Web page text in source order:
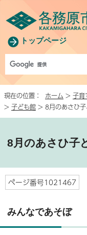
トップページ
現在の位置： ホーム > 子育
> 子ども館 > 8月のあさひ
8月のあさひ子
ページ番号1021467
みんなであそぼ